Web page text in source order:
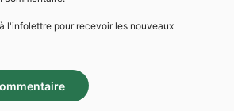
l'infolettre pour recevoir les nouveaux